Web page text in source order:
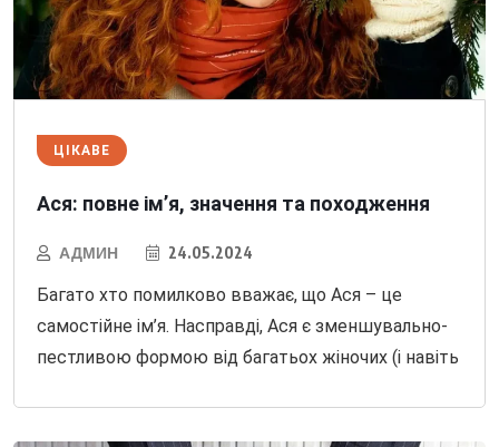
ЦІКАВЕ
Ася: повне ім’я, значення та походження
АДМИН 24.05.2024
Багато хто помилково вважає, що Ася – це
самостійне ім’я. Насправді, Ася є зменшувально-
пестливою формою від багатьох жіночих (і навіть